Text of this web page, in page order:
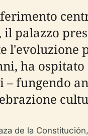
palazzo
ha
fungendo
de la